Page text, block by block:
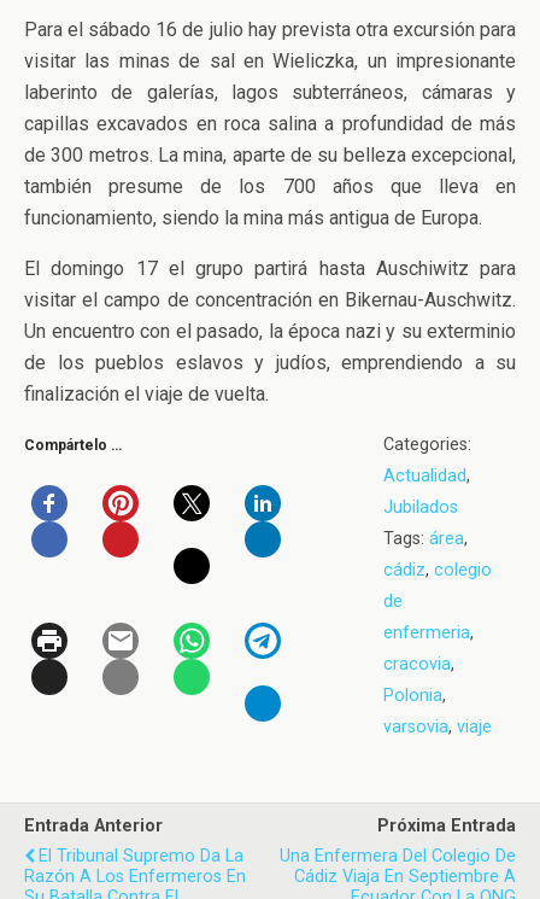
Para el sábado 16 de julio hay prevista otra excursión para
visitar las minas de sal en Wieliczka, un impresionante
laberinto de galerías, lagos subterráneos, cámaras y
capillas excavados en roca salina a profundidad de más
de 300 metros. La mina, aparte de su belleza excepcional,
también presume de los 700 años que lleva en
funcionamiento, siendo la mina más antigua de Europa.
El domingo 17 el grupo partirá hasta Auschiwitz para
visitar el campo de concentración en Bikernau-Auschwitz.
Un encuentro con el pasado, la época nazi y su exterminio
de los pueblos eslavos y judíos, emprendiendo a su
finalización el viaje de vuelta.
Compártelo …
Categories:
Actualidad,
Jubilados
Tags: área,
cádiz, colegio
de
enfermeria,
cracovia,
Polonia,
varsovia, viaje
Entrada Anterior
El Tribunal Supremo Da La
Razón A Los Enfermeros En
Próxima Entrada
Una Enfermera Del Colegio De
Cádiz Viaja En Septiembre A